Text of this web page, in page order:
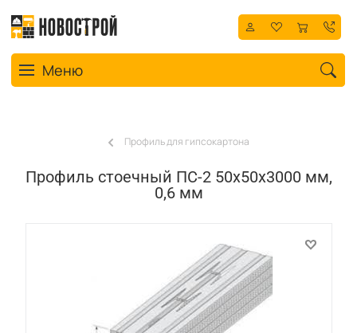
Toggle navigation
Меню
Профиль для гипсокартона
Профиль стоечный ПС-2 50x50x3000 мм,
0,6 мм